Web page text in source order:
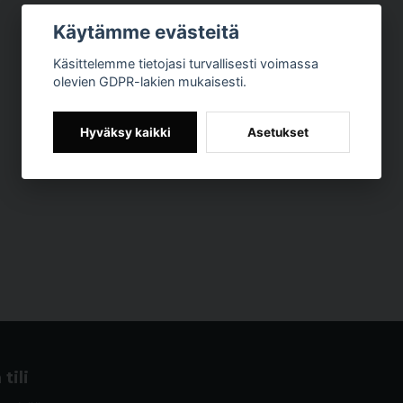
tili
Käytämme evästeitä
Käsittelemme tietojasi turvallisesti voimassa
olevien GDPR-lakien mukaisesti.
Hyväksy kaikki Asetukset